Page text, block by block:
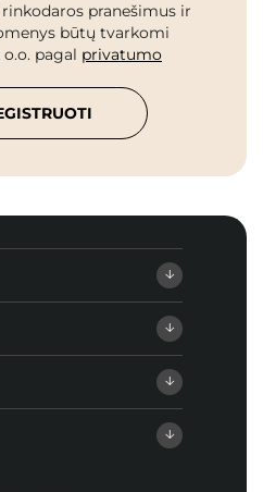
pranešimus ir
būtų tvarkomi
o.o. pagal privatumo